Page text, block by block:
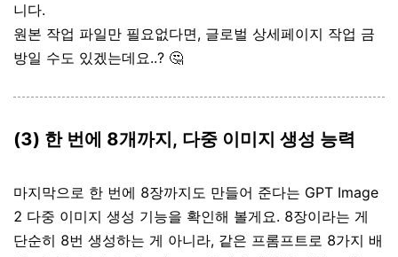
니다.
원본 작업 파일만 필요없다면, 글로벌 상세페이지 작업 금
방일 수도 있겠는데요..? 🤔
(3) 한 번에 8개까지, 다중 이미지 생성 능력
마지막으로 한 번에 8장까지도 만들어 준다는 GPT Image
2 다중 이미지 생성 기능을 확인해 볼게요. 8장이라는 게
단순히 8번 생성하는 게 아니라, 같은 프롬프트로 8가지 배